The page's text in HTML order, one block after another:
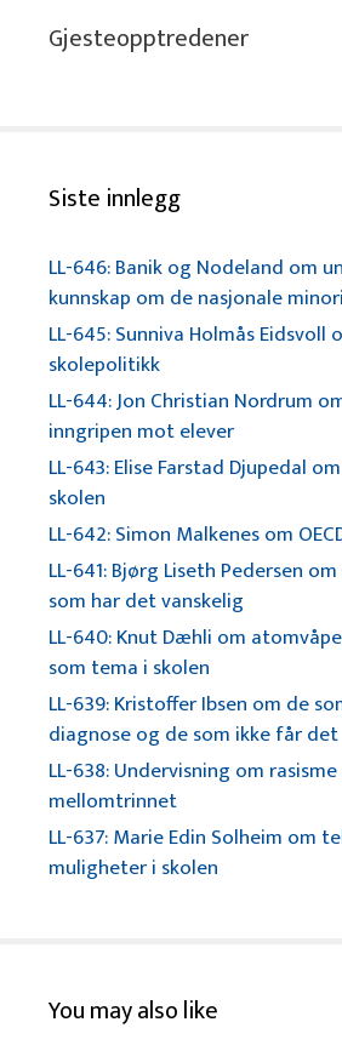
Gjesteopptredener
Siste innlegg
LL-646: Banik og Nodeland om
kunnskap om de nasjonale
LL-645: Sunniva Holmås Eidsvoll
skolepolitikk
LL-644: Jon Christian Nordrum
inngripen mot elever
LL-643: Elise Farstad Djupedal
skolen
LL-642: Simon Malkenes om
LL-641: Bjørg Liseth Pedersen
som har det vanskelig
LL-640: Knut Dæhli om
som tema i skolen
LL-639: Kristoffer Ibsen om de
diagnose og de som ikke får det
LL-638: Undervisning om
mellomtrinnet
LL-637: Marie Edin Solheim om
muligheter i skolen
You may also like